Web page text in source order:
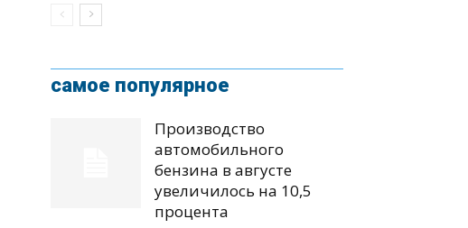
самое популярное
Производство
автомобильного
бензина в августе
увеличилось на 10,5
процента